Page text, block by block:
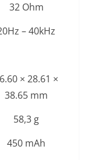
32 Ohm
– 40kHz
× 28.61 ×
38.65 mm
58,3 g
450 mAh